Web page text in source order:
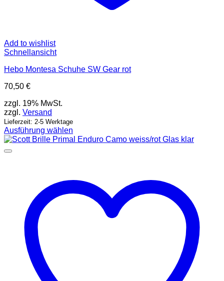
Add to wishlist
Schnellansicht
Hebo Montesa Schuhe SW Gear rot
70,50 €
zzgl. 19% MwSt.
zzgl. Versand
Lieferzeit: 2-5 Werktage
Ausführung wählen
Dieses
Produkt
Optionen
können
Produktseite
gewählt
werden